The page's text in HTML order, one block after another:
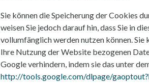
Sie können die Speicherung der Cookies
weisen Sie jedoch darauf hin, dass Sie in
vollumfänglich werden nutzen können. Sie
Ihre Nutzung der Website bezogenen
Google verhindern, indem sie das unter
http://tools.google.com/dlpage/